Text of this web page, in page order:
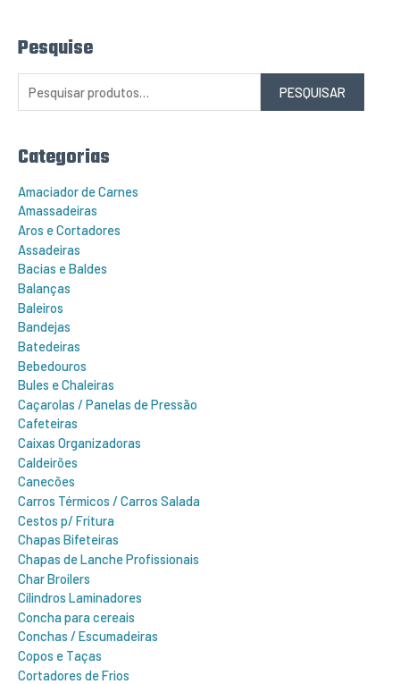
Pesquise
P
e
i
p
:
PESQUISAR
Categorias
Amaciador de Carnes
Amassadeiras
Aros e Cortadores
Assadeiras
Bacias e Baldes
Balanças
Baleiros
Bandejas
Batedeiras
Bebedouros
Bules e Chaleiras
Caçarolas / Panelas de Pressão
Cafeteiras
Caixas Organizadoras
Caldeirões
Canecões
Carros Térmicos / Carros Salada
Cestos p/ Fritura
Chapas Bifeteiras
Chapas de Lanche Profissionais
Char Broilers
Cilindros Laminadores
Concha para cereais
Conchas / Escumadeiras
Copos e Taças
Cortadores de Frios